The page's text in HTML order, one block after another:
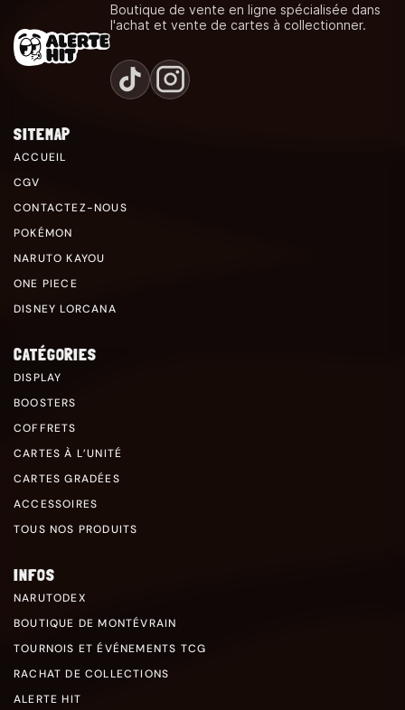
Boutique de vente en ligne spécialisée dans
l'achat et vente de cartes à collectionner.
SITEMAP
ACCUEIL
CGV
CONTACTEZ-NOUS
POKÉMON
NARUTO KAYOU
ONE PIECE
DISNEY LORCANA
CATÉGORIES
DISPLAY
BOOSTERS
COFFRETS
CARTES À L’UNITÉ
CARTES GRADÉES
ACCESSOIRES
TOUS NOS PRODUITS
INFOS
NARUTODEX
BOUTIQUE DE MONTÉVRAIN
TOURNOIS ET ÉVÉNEMENTS TCG
RACHAT DE COLLECTIONS
ALERTE HIT